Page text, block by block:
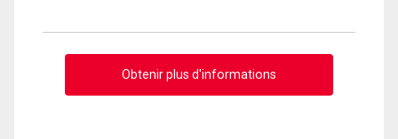
Obtenir plus d'informations